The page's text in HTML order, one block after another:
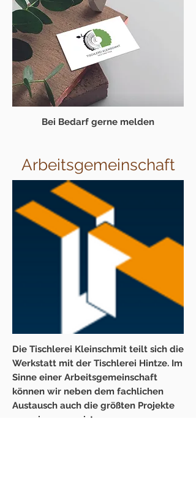
Bei Bedarf gerne melden
Arbeitsgemeinschaft
Die Tischlerei Kleinschmit teilt sich die
Werkstatt mit der Tischlerei Hintze. Im
Sinne einer Arbeitsgemeinschaft
können wir neben dem fachlichen
Austausch auch die größten Projekte
gemeinsam meistern.